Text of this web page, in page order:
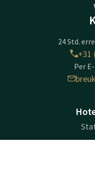
24 Std.
+31
Per